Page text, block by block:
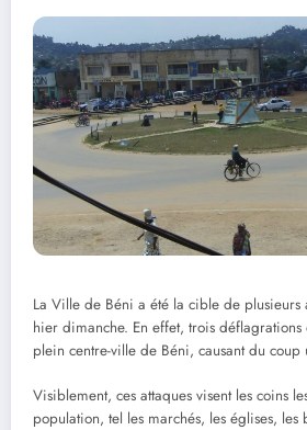
La Ville de Béni a été la cible de plusieurs
hier dimanche. En effet, trois déflagrations
plein centre-ville de Béni, causant du coup
Visiblement, ces attaques visent les coins
population, tel les marchés, les églises, les